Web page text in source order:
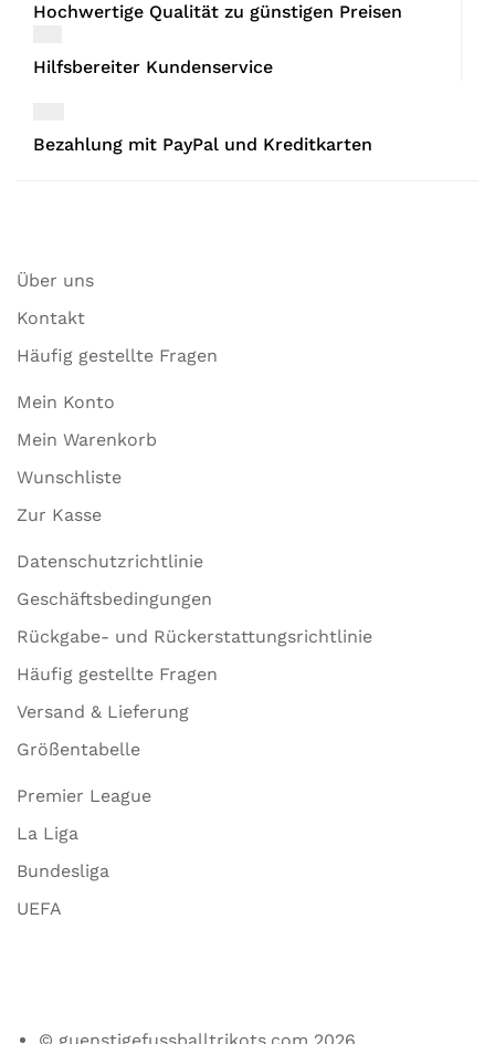
Hochwertige Qualität zu günstigen Preisen
Hilfsbereiter Kundenservice
Bezahlung mit PayPal und Kreditkarten
Über uns
Kontakt
Häufig gestellte Fragen
Mein Konto
Mein Warenkorb
Wunschliste
Zur Kasse
Datenschutzrichtlinie
Geschäftsbedingungen
Rückgabe- und Rückerstattungsrichtlinie
Häufig gestellte Fragen
Versand & Lieferung
Größentabelle
Premier League
La Liga
Bundesliga
UEFA